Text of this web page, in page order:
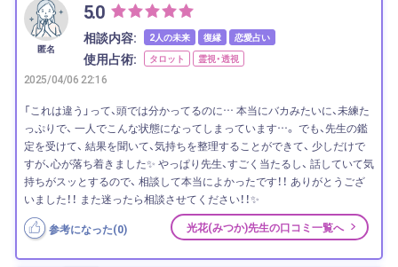
匿名
5.0
相談内容: 2人の未来 復縁 恋愛占い
使用占術: タロット 霊視・透視
2025/04/06 22:16
「これは違う」って、頭では分かってるのに… 本当にバカみたいに、未練た
っぷりで、 一人でこんな状態になってしまっています…。 でも、先生の鑑
定を受けて、 結果を聞いて、気持ちを整理することができて、 少しだけで
すが、心が落ち着きました✨ やっぱり先生、すごく当たるし、 話していて気
持ちがスッとするので、 相談して本当によかったです！！ ありがとうござ
いました！！ また迷ったら相談させてください！！✨
参考になった(0) 光花(みつか)先生の口コミ一覧へ